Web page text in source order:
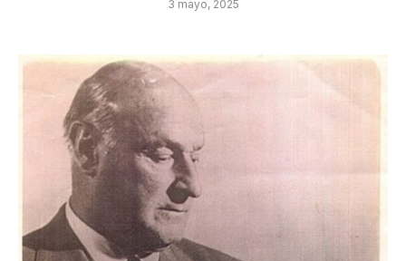
3 mayo, 2025